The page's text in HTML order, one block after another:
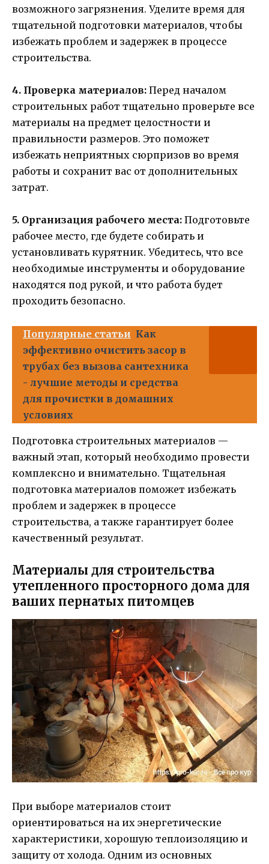
возможного загрязнения. Уделите время для
тщательной подготовки материалов, чтобы
избежать проблем и задержек в процессе
строительства.
4. Проверка материалов: Перед началом
строительных работ тщательно проверьте все
материалы на предмет целостности и
правильности размеров. Это поможет
избежать неприятных сюрпризов во время
работы и сохранит вас от дополнительных
затрат.
5. Организация рабочего места: Подготовьте
рабочее место, где будете собирать и
установливать курятник. Убедитесь, что все
необходимые инструменты и оборудование
находятся под рукой, и что работа будет
проходить безопасно.
Популярные статьи Как
эффективно очистить засор в
трубах без вызова сантехника
- лучшие методы и средства
для прочистки в домашних
условиях
Подготовка строительных материалов —
важный этап, который необходимо провести
комплексно и внимательно. Тщательная
подготовка материалов поможет избежать
проблем и задержек в процессе
строительства, а также гарантирует более
качественный результат.
Материалы для строительства
утепленного просторного дома для
ваших пернатых питомцев
При выборе материалов стоит
ориентироваться на их энергетические
характеристики, хорошую теплоизоляцию и
защиту от холода. Одним из основных